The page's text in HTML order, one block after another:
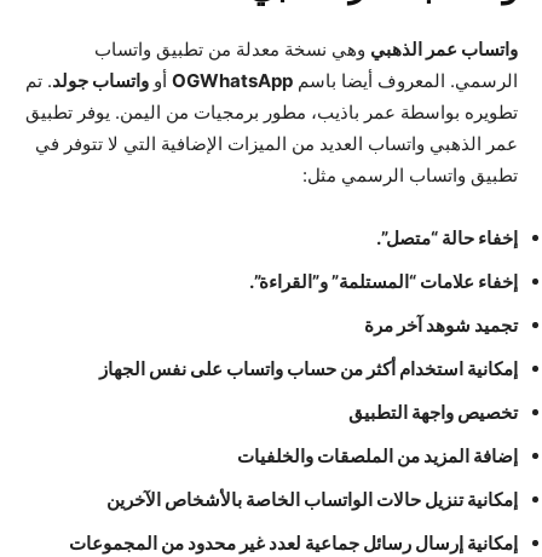
واتساب عمر الذهبي وهي نسخة معدلة من تطبيق واتساب
الرسمي. المعروف أيضا باسم OGWhatsApp أو واتساب جولد. تم
تطويره بواسطة عمر باذيب، مطور برمجيات من اليمن. يوفر تطبيق
عمر الذهبي واتساب العديد من الميزات الإضافية التي لا تتوفر في
تطبيق واتساب الرسمي مثل:
إخفاء حالة “متصل”.
إخفاء علامات “المستلمة” و”القراءة”.
تجميد شوهد آخر مرة
إمكانية استخدام أكثر من حساب واتساب على نفس الجهاز
تخصيص واجهة التطبيق
إضافة المزيد من الملصقات والخلفيات
إمكانية تنزيل حالات الواتساب الخاصة بالأشخاص الآخرين
إمكانية إرسال رسائل جماعية لعدد غير محدود من المجموعات